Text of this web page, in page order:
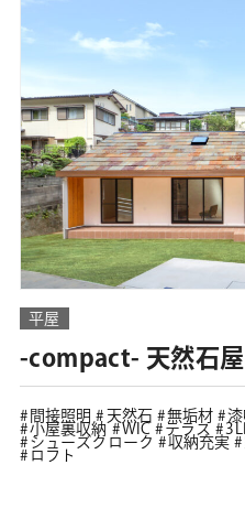
平屋
-compact- 天然石
間接照明 天然石 無垢材
小屋裏収納
WIC テラス
シューズクローク
収納充実
ロフト